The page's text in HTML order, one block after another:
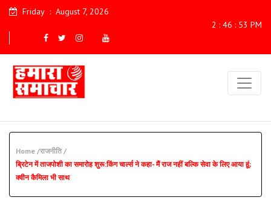
Friday : August 7, 2026
2 : 46 : 55 PM
Home /राजनीति /
ब्रिटेन में ताजपोशी का समारोह शुरू:किंग चार्ल्स ने कहा- मैं राज नहीं बल्कि सेवा के लिए आया हूं;
क्वीन कैमिला भी साथ